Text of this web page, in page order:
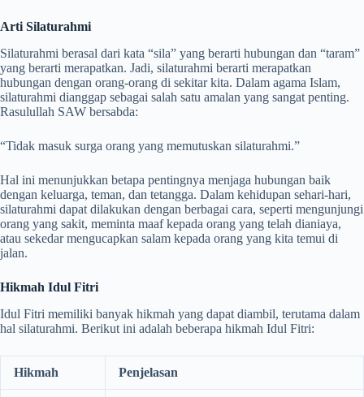
Arti Silaturahmi
Silaturahmi berasal dari kata “sila” yang berarti hubungan dan “taram”
yang berarti merapatkan. Jadi, silaturahmi berarti merapatkan
hubungan dengan orang-orang di sekitar kita. Dalam agama Islam,
silaturahmi dianggap sebagai salah satu amalan yang sangat penting.
Rasulullah SAW bersabda:
“Tidak masuk surga orang yang memutuskan silaturahmi.”
Hal ini menunjukkan betapa pentingnya menjaga hubungan baik
dengan keluarga, teman, dan tetangga. Dalam kehidupan sehari-hari,
silaturahmi dapat dilakukan dengan berbagai cara, seperti mengunjungi
orang yang sakit, meminta maaf kepada orang yang telah dianiaya,
atau sekedar mengucapkan salam kepada orang yang kita temui di
jalan.
Hikmah Idul Fitri
Idul Fitri memiliki banyak hikmah yang dapat diambil, terutama dalam
hal silaturahmi. Berikut ini adalah beberapa hikmah Idul Fitri:
Hikmah Penjelasan